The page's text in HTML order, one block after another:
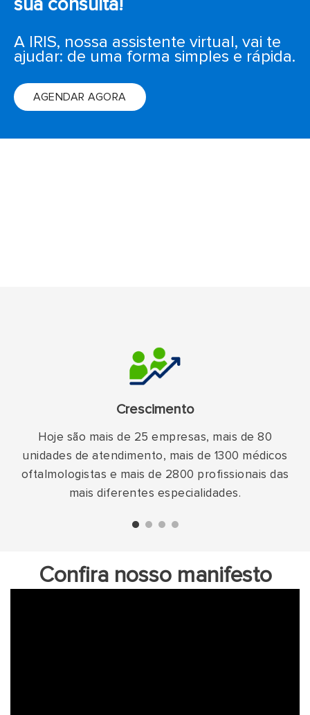
Programa DR. VIS
Aviso de Privacidade
sua consulta!
A IRIS, nossa assistente virtual, vai te
ajudar: de uma forma simples e rápida.
AGENDAR AGORA
Crescimento
Hoje são mais de 25 empresas, mais de 80
unidades de atendimento, mais de 1300 médicos
oftalmologistas e mais de 2800 profissionais das
mais diferentes especialidades.
Confira nosso manifesto